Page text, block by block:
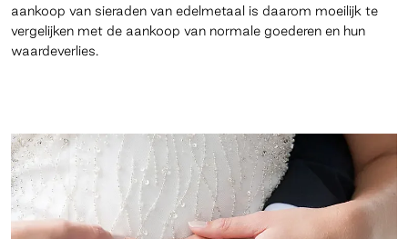
aankoop van sieraden van edelmetaal is daarom moeilijk te
vergelijken met de aankoop van normale goederen en hun
waardeverlies.